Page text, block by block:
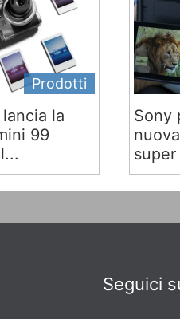
Prodotti
la
99
Sony
Seguici